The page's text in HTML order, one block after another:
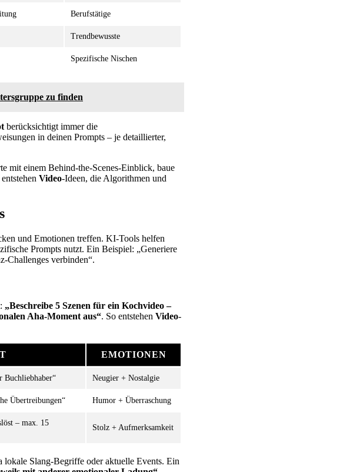
Berufstätige
Trendbewusste
Spezifische Nischen
zu finden
berücksichtigt immer die
in deinen Prompts – je detaillierter,
mit einem Behind-the-Scenes-Einblick, baue
Video-Ideen, die Algorithmen und
und Emotionen treffen. KI-Tools helfen
Prompts nutzt. Ein Beispiel: „Generiere
Challenges verbinden“.
„Beschreibe 5 Szenen für ein Kochvideo –
Aha-Moment aus“. So entstehen Video-
EMOTIONEN
Buchliebhaber“ Neugier + Nostalgie
Übertreibungen“ Humor + Überraschung
– max. 15
Stolz + Aufmerksamkeit
lokale Slang-Begriffe oder aktuelle Events. Ein